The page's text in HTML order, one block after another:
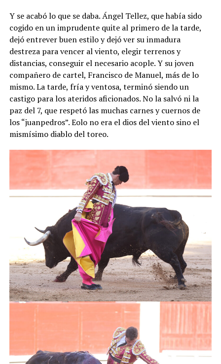
Y se acabó lo que se daba. Ángel Tellez, que había sido
cogido en un imprudente quite al primero de la tarde,
dejó entrever buen estilo y dejó ver su inmadura
destreza para vencer al viento, elegir terrenos y
distancias, conseguir el necesario acople. Y su joven
compañero de cartel, Francisco de Manuel, más de lo
mismo. La tarde, fría y ventosa, terminó siendo un
castigo para los ateridos aficionados. No la salvó ni la
paz del 7, que respetó las muchas carnes y cuernos de
los “juanpedros”. Eolo no era el dios del viento sino el
mismísimo diablo del toreo.